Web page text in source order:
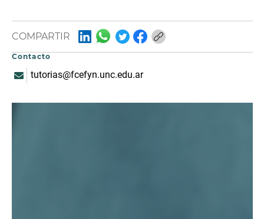
COMPARTIR
Contacto
tutorias@fcefyn.unc.edu.ar